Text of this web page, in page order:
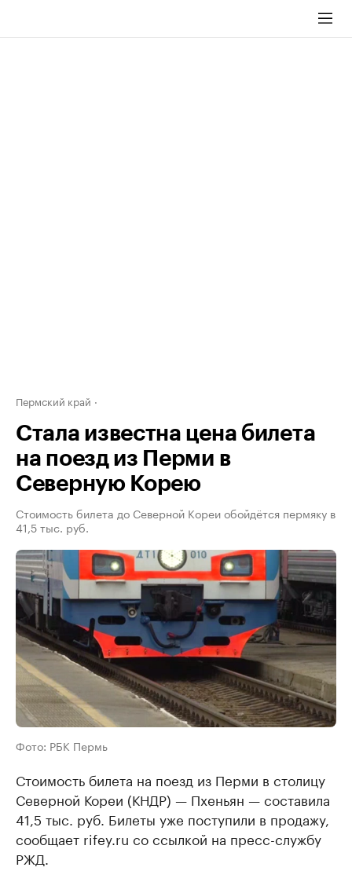
Пермский край
Стала известна цена билета
на поезд из Перми в
Северную Корею
Стоимость билета до Северной Кореи обойдётся пермяку в
41,5 тыс. руб.
Фото: РБК Пермь
Стоимость билета на поезд из Перми в столицу
Северной Кореи (КНДР) — Пхеньян — составила
41,5 тыс. руб. Билеты уже поступили в продажу,
сообщает rifey.ru со ссылкой на пресс-службу
РЖД.